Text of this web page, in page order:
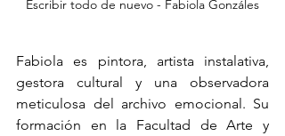
Escribir todo de nuevo - Fabiola Gonzáles
Fabiola es pintora, artista instalativa,
gestora cultural y una observadora
meticulosa del archivo emocional. Su
formación en la Facultad de Arte y